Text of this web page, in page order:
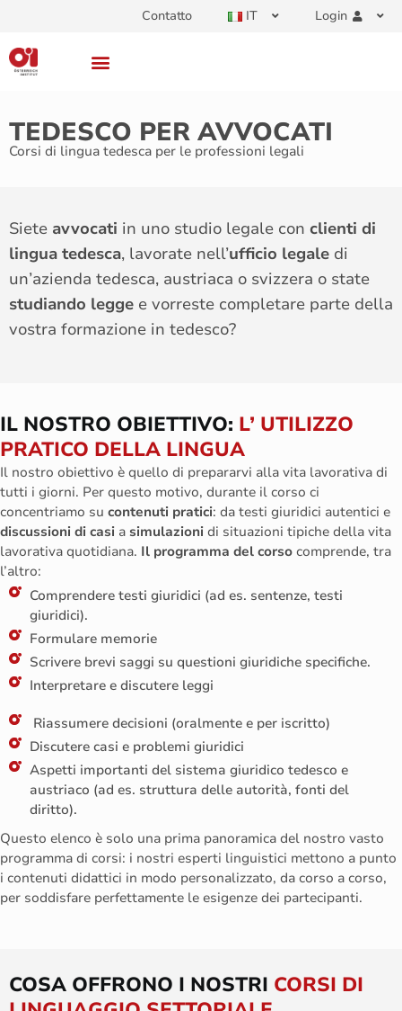
Contatto IT Login
TEDESCO PER AVVOCATI
Corsi di lingua tedesca per le professioni legali
Siete avvocati in uno studio legale con clienti di
lingua tedesca, lavorate nell’ufficio legale di
un’azienda tedesca, austriaca o svizzera o state
studiando legge e vorreste completare parte della
vostra formazione in tedesco?
IL NOSTRO OBIETTIVO: L’ UTILIZZO
PRATICO DELLA LINGUA
Il nostro obiettivo è quello di prepararvi alla vita lavorativa di
tutti i giorni. Per questo motivo, durante il corso ci
concentriamo su contenuti pratici: da testi giuridici autentici e
discussioni di casi a simulazioni di situazioni tipiche della vita
lavorativa quotidiana. Il programma del corso comprende, tra
l’altro:
Comprendere testi giuridici (ad es. sentenze, testi
giuridici).
Formulare memorie
Scrivere brevi saggi su questioni giuridiche specifiche.
Interpretare e discutere leggi
Riassumere decisioni (oralmente e per iscritto)
Discutere casi e problemi giuridici
Aspetti importanti del sistema giuridico tedesco e
austriaco (ad es. struttura delle autorità, fonti del
diritto).
Questo elenco è solo una prima panoramica del nostro vasto
programma di corsi: i nostri esperti linguistici mettono a punto
i contenuti didattici in modo personalizzato, da corso a corso,
per soddisfare perfettamente le esigenze dei partecipanti.
COSA OFFRONO I NOSTRI CORSI DI